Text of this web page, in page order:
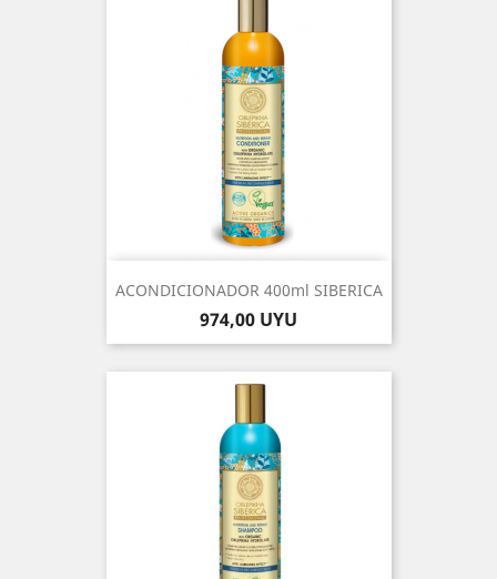
ACONDICIONADOR 400ml SIBERICA
Precio
974,00 UYU